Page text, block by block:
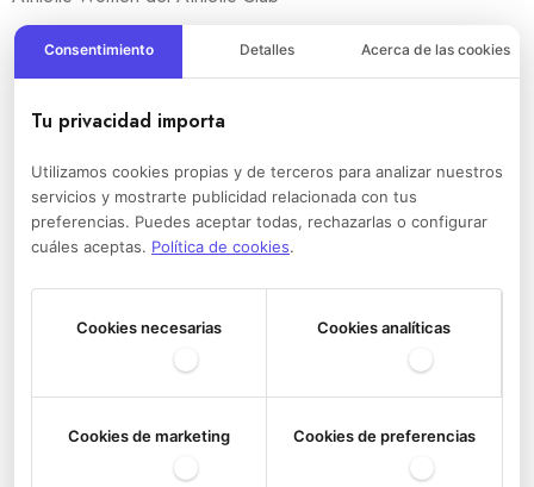
Consentimiento Detalles Acerca de las cookies
Tu privacidad importa
Utilizamos cookies propias y de terceros para analizar nuestros
servicios y mostrarte publicidad relacionada con tus
preferencias. Puedes aceptar todas, rechazarlas o configurar
cuáles aceptas. Política de cookies.
Cookies necesarias Cookies analíticas
Cookies de marketing Cookies de preferencias